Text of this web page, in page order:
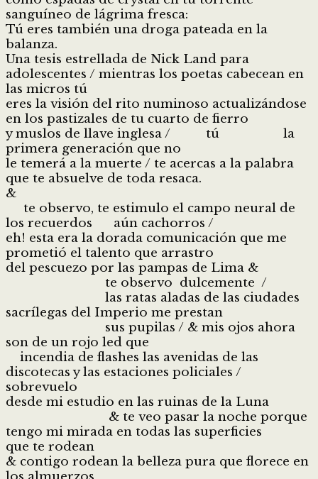
sanguíneo de lágrima fresca:
Tú eres también una droga pateada en la
balanza.
Una tesis estrellada de Nick Land para
adolescentes / mientras los poetas cabecean en
las micros tú
eres la visión del rito numinoso actualizándose
en los pastizales de tu cuarto de fierro
y muslos de llave inglesa / tú la
primera generación que no
le temerá a la muerte / te acercas a la palabra
que te absuelve de toda resaca.
&
te observo, te estimulo el campo neural de
los recuerdos aún cachorros /
eh! esta era la dorada comunicación que me
prometió el talento que arrastro
del pescuezo por las pampas de Lima &
te observo dulcemente /
las ratas aladas de las ciudades
sacrílegas del Imperio me prestan
sus pupilas / & mis ojos ahora
son de un rojo led que
incendia de flashes las avenidas de las
discotecas y las estaciones policiales /
sobrevuelo
desde mi estudio en las ruinas de la Luna
& te veo pasar la noche porque
tengo mi mirada en todas las superficies
que te rodean
& contigo rodean la belleza pura que florece en